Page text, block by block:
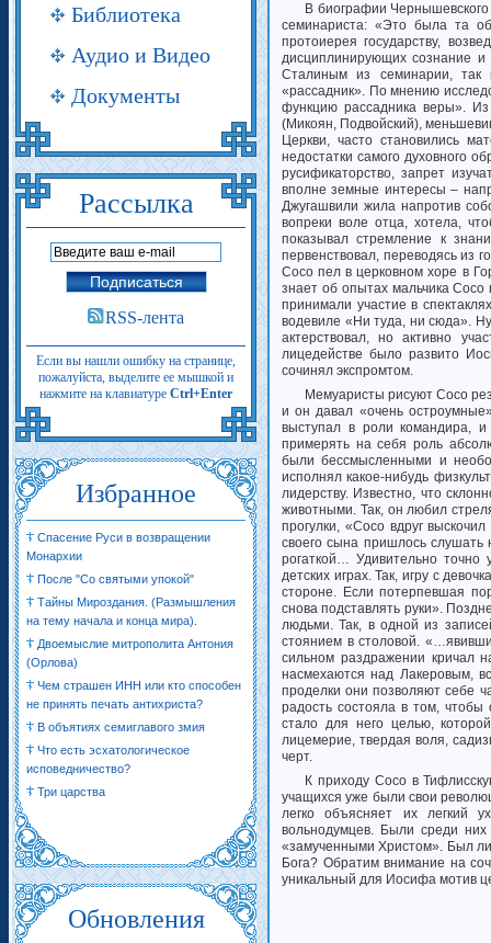
Библиотека
Аудио и Видео
Документы
Рассылка
RSS-лента
Если вы нашли ошибку на странице,
пожалуйста, выделите ее мышкой и
нажмите на клавиатуре Ctrl+Enter
Избранное
Спасение Руси в возвращении
Монархии
После "Cо святыми упокой"
Тайны Мироздания. (Размышления
на тему начала и конца мира).
Двоемыслие митрополита Антония
(Орлова)
Чем страшен ИНН или кто способен
не принять печать антихриста?
В объятиях семиглавого змия
Что есть эсхатологическое
исповедничество?
Три царства
Обновления
В биографии
семинариста: «Это была та
протоиерея государству,
дисциплинирующих сознание
Сталиным из семинарии, так
«рассадник». По мнению
функцию рассадника веры».
(Микоян, Подвойский),
Церкви, часто становились
недостатки самого духовного
русификаторство, запрет
вполне земные интересы –
Джугашвили жила напротив
вопреки воле отца, хотела,
показывал стремление к
первенствовал, переводясь из
Сосо пел в церковном хоре в
знает об опытах мальчика
принимали участие в
водевиле «Ни туда, ни сюда».
актерствовал, но активно
лицедействе было развито
сочинял экспромтом.
Мемуаристы рисуют Сосо
и он давал «очень
выступал в роли командира,
примерять на себя роль
были бессмысленными и
исполнял какое-нибудь
лидерству. Известно, что
животными. Так, он любил
прогулки, «Сосо вдруг
своего сына пришлось слушать
рогаткой… Удивительно
детских играх. Так, игру с
стороне. Если потерпевшая
снова подставлять руки».
людьми. Так, в одной из
стоянием в столовой.
сильном раздражении кричал
насмехаются над Лакеровым,
проделки они позволяют себе
радость состояла в том,
стало для него целью,
лицемерие, твердая воля,
черт.
К приходу Сосо в
учащихся уже были свои
легко объясняет их легкий
вольнодумцев. Были среди
«замученными Христом». Был
Бога? Обратим внимание на
уникальный для Иосифа мотив